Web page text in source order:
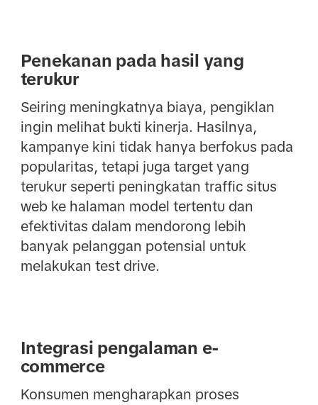
Penekanan pada hasil yang
terukur
Seiring meningkatnya biaya, pengiklan
ingin melihat bukti kinerja. Hasilnya,
kampanye kini tidak hanya berfokus pada
popularitas, tetapi juga target yang
terukur seperti peningkatan traffic situs
web ke halaman model tertentu dan
efektivitas dalam mendorong lebih
banyak pelanggan potensial untuk
melakukan test drive.
Integrasi pengalaman e-
commerce
Konsumen mengharapkan proses